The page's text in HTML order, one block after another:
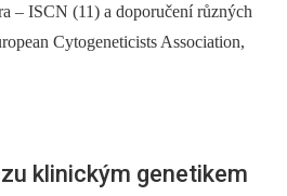
–⁠ ISCN (11) a doporučení různých
Cytogeneticists Association,
klinickým genetikem